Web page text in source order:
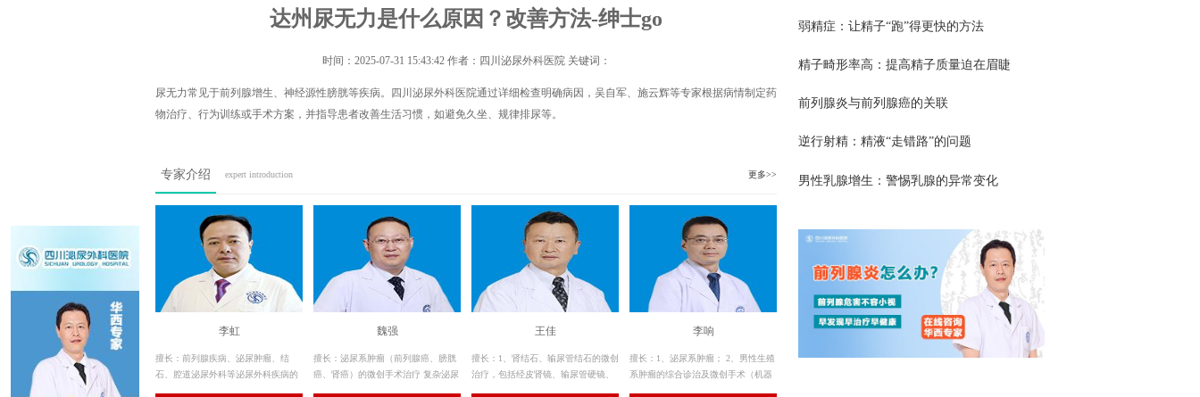
达州尿无力是什么原因？改善方法-绅士go
时间： 2025-07-31 15:43:42作者：四川泌尿外科医院 关键词：
尿无力常见于前列腺增生、神经源性膀胱等疾病。四川泌尿外科医院通过详细检查明确病因，吴自军、施云辉等专家根据病情制定药
物治疗、行为训练或手术方案，并指导患者改善生活习惯，如避免久坐、规律排尿等。
专家介绍 expert introduction 更多>>
李虹
擅长：前列腺疾病、泌尿肿瘤、结
石、腔道泌尿外科等泌尿外科疾病的
魏强
擅长：泌尿系肿瘤（前列腺癌、膀胱
癌、肾癌）的微创手术治疗 复杂泌尿
王佳
擅长：1、肾结石、输尿管结石的微创
治疗，包括经皮肾镜、输尿管硬镜、
李响
擅长：1、泌尿系肿瘤； 2、男性生殖
系肿瘤的综合诊治及微创手术（机器
弱精症：让精子“跑”得更快的方法
精子畸形率高：提高精子质量迫在眉睫
前列腺炎与前列腺癌的关联
逆行射精：精液“走错路”的问题
男性乳腺增生：警惕乳腺的异常变化